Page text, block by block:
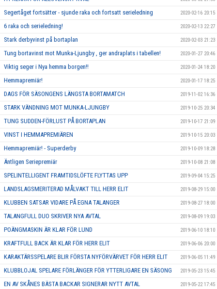
Segertåget fortsätter - sjunde raka och fortsatt serieledning 2020-02-16 20:15
6 raka och serieledning! 2020-02-13 22:27
Stark derbyvinst på bortaplan 2020-02-03 21:23
Tung bortavinst mot Munka-Ljungby , ger andraplats i tabellen! 2020-01-27 20:46
Viktig seger i Nya hemma borgen!! 2020-01-24 18:20
Hemmapremiär! 2020-01-17 18:25
DAGS FÖR SÄSONGENS LÄNGSTA BORTAMATCH 2019-11-02 16:36
STARK VÄNDNING MOT MUNKA-LJUNGBY 2019-10-25 20:34
TUNG SUDDEN-FÖRLUST PÅ BORTAPLAN 2019-10-17 21:09
VINST I HEMMAPREMIÄREN 2019-10-15 20:03
Hemmapremiär! - Superderby 2019-10-09 18:28
Äntligen Seriepremiär 2019-10-08 21:08
SPELINTELLIGENT FRAMTIDSLÖFTE FLYTTAS UPP 2019-09-04 15:25
LANDSLAGSMERITERAD MÅLVAKT TILL HERR ELIT 2019-08-29 15:00
KLUBBEN SATSAR VIDARE PÅ EGNA TALANGER 2019-08-27 18:00
TALANGFULL DUO SKRIVER NYA AVTAL 2019-08-09 19:03
POÄNGMASKIN ÄR KLAR FÖR LUND 2019-06-10 18:10
KRAFTFULL BACK ÄR KLAR FÖR HERR ELIT 2019-06-06 20:00
KARAKTÄRSSPELARE BLIR FÖRSTA NYFÖRVÄRVET FÖR HERR ELIT 2019-06-05 11:49
KLUBBLOJAL SPELARE FÖRLÄNGER FÖR YTTERLIGARE EN SÄSONG 2019-05-23 15:45
EN AV SKÅNES BÄSTA BACKAR SIGNERAR NYTT AVTAL 2019-05-22 17:45